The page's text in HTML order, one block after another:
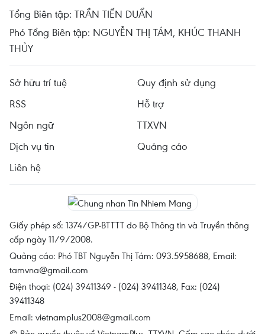
Tổng Biên tập: TRẦN TIẾN DUẨN
Phó Tổng Biên tập: NGUYỄN THỊ TÁM, KHÚC THANH
THỦY
Sở hữu trí tuệ
Quy định sử dụng
RSS
Hỗ trợ
Ngôn ngữ
TTXVN
Dịch vụ tin
Quảng cáo
Liên hệ
Giấy phép số: 1374/GP-BTTTT do Bộ Thông tin và Truyền thông
cấp ngày 11/9/2008.
Quảng cáo: Phó TBT Nguyễn Thị Tám: 093.5958688, Email:
tamvna@gmail.com
Điện thoại: (024) 39411349 - (024) 39411348, Fax: (024)
39411348
Email: vietnamplus2008@gmail.com